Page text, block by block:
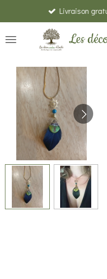
au
contenu
Les
Livraison